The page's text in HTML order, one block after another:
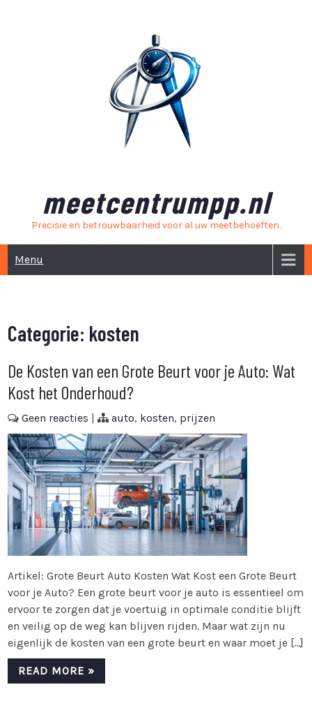
meetcentrumpp.nl
Precisie en betrouwbaarheid voor al uw meetbehoeften.
Menu
Categorie: kosten
De Kosten van een Grote Beurt voor je Auto: Wat
Kost het Onderhoud?
Geen reacties | auto, kosten, prijzen
Artikel: Grote Beurt Auto Kosten Wat Kost een Grote Beurt
voor je Auto? Een grote beurt voor je auto is essentieel om
ervoor te zorgen dat je voertuig in optimale conditie blijft
en veilig op de weg kan blijven rijden. Maar wat zijn nu
eigenlijk de kosten van een grote beurt en waar moet je […]
READ MORE »